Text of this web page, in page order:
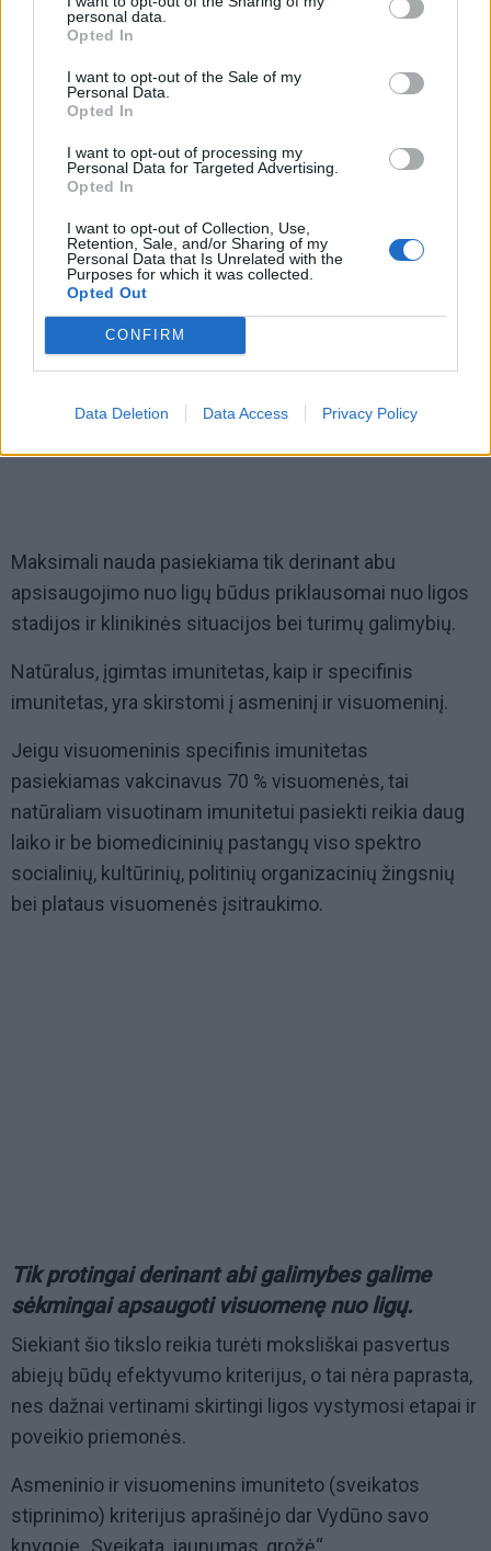
personal data.
Opted In
I want to opt-out of the Sale of my
Personal Data.
Opted In
I want to opt-out of processing my
Personal Data for Targeted Advertising.
Opted In
I want to opt-out of Collection, Use,
Retention, Sale, and/or Sharing of my
Personal Data that Is Unrelated with the
Purposes for which it was collected.
Opted Out
CONFIRM
Data Deletion Data Access Privacy Policy
aplinka. Tai lėtas ir nepavojingas kelias apsisaugoti
nuo patogeno.
Šis kelias, kuris savo efektyvumą įrodė žmonių
žinių, bet daug sąmoningos savišvietos, sveikatos
raštingumo, socialinių organizacinių priemonių.
Maksimali nauda pasiekiama tik derinant abu
apsisaugojimo nuo ligų būdus priklausomai nuo ligos
stadijos ir klinikinės situacijos bei turimų galimybių.
Natūralus, įgimtas imunitetas, kaip ir specifinis
imunitetas, yra skirstomi į asmeninį ir visuomeninį.
Jeigu visuomeninis specifinis imunitetas
pasiekiamas vakcinavus 70 % visuomenės, tai
natūraliam visuotinam imunitetui pasiekti reikia daug
laiko ir be biomedicininių pastangų viso spektro
socialinių, kultūrinių, politinių organizacinių žingsnių
bei plataus visuomenės įsitraukimo.
Tik protingai derinant abi galimybes galime
sėkmingai apsaugoti visuomenę nuo ligų.
Siekiant šio tikslo reikia turėti moksliškai pasvertus
abiejų būdų efektyvumo kriterijus, o tai nėra paprasta,
nes dažnai vertinami skirtingi ligos vystymosi etapai ir
poveikio priemonės.
Asmeninio ir visuomenins imuniteto (sveikatos
stiprinimo) kriterijus aprašinėjo dar Vydūno savo